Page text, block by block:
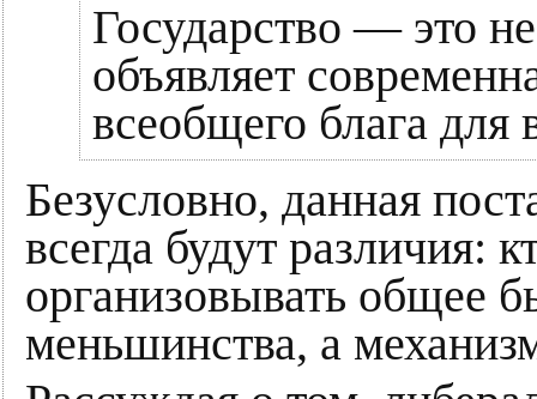
Государство — это
объявляет
всеобщего блага для
Безусловно, данная
всегда будут различия:
организовывать общее
меньшинства, а